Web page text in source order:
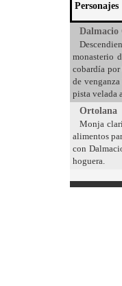
Personajes
Dalmacio
monasterio
cobardía por
de
pista velada
Ortolana
Monja
alimentos
con
hoguera.